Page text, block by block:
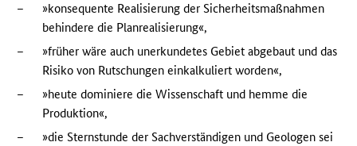
–
»konsequente Realisierung der Sicherheitsmaßnahmen
behindere die Planrealisierung«,
–
»früher wäre auch unerkundetes Gebiet abgebaut und das
Risiko von Rutschungen einkalkuliert worden«,
–
»heute dominiere die Wissenschaft und hemme die
Produktion«,
–
»die Sternstunde der Sachverständigen und Geologen sei